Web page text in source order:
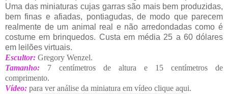
Uma das miniaturas cujas garras são mais bem produzidas,
bem finas e afiadas, pontiagudas, de modo que parecem
realmente de um animal real e não arredondadas como é
costume em brinquedos. Custa em média 25 a 60 dólares
em leilões virtuais.
Escultor: Gregory Wenzel.
Tamanho: 7 centímetros de altura e 15 centímetros de
comprimento.
Vídeo: para ver análise da miniatura em vídeo clique aqui.